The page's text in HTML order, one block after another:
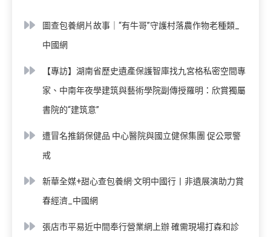
圖查包養網片故事｜“有牛哥”守護村落農作物老種類_
中國網
【專訪】湖南省歷史遺產保護智庫找九宮格私密空間專
家、中南年夜學建筑與藝術學院副傳授羅明：欣賞獨屬
書院的“建筑意”
遭冒名推銷保健品 中心醫院與國立健保集團 促公眾警
戒
新華全媒+甜心查包養網·文明中國行丨非遺展演助力賞
春經濟_中國網
張店市平易近中間奉行營業網上辦 確需現場打森和診